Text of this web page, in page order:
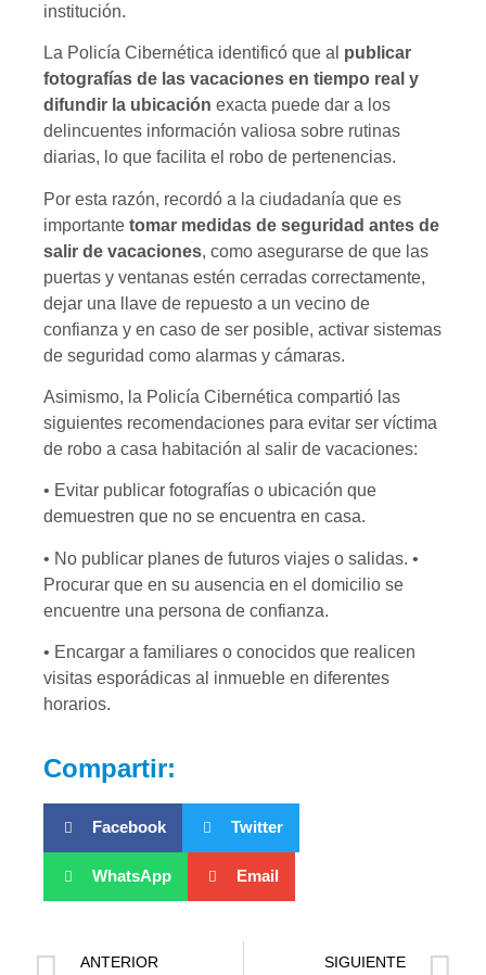
institución.
La Policía Cibernética identificó que al publicar
fotografías de las vacaciones en tiempo real y
difundir la ubicación exacta puede dar a los
delincuentes información valiosa sobre rutinas
diarias, lo que facilita el robo de pertenencias.
Por esta razón, recordó a la ciudadanía que es
importante tomar medidas de seguridad antes de
salir de vacaciones, como asegurarse de que las
puertas y ventanas estén cerradas correctamente,
dejar una llave de repuesto a un vecino de
confianza y en caso de ser posible, activar sistemas
de seguridad como alarmas y cámaras.
Asimismo, la Policía Cibernética compartió las
siguientes recomendaciones para evitar ser víctima
de robo a casa habitación al salir de vacaciones:
• Evitar publicar fotografías o ubicación que
demuestren que no se encuentra en casa.
• No publicar planes de futuros viajes o salidas. •
Procurar que en su ausencia en el domicilio se
encuentre una persona de confianza.
• Encargar a familiares o conocidos que realicen
visitas esporádicas al inmueble en diferentes
horarios.
Compartir:
Facebook Twitter
WhatsApp Email
ANTERIOR
SIGUIENTE